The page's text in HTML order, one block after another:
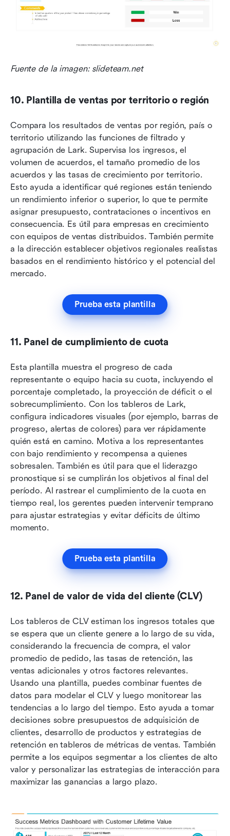
Fuente de la imagen: slideteam.net
10. Plantilla de ventas por territorio o región
Compara los resultados de ventas por región, país o
territorio utilizando las funciones de filtrado y
agrupación de Lark. Supervisa los ingresos, el
volumen de acuerdos, el tamaño promedio de los
acuerdos y las tasas de crecimiento por territorio.
Esto ayuda a identificar qué regiones están teniendo
un rendimiento inferior o superior, lo que te permite
asignar presupuesto, contrataciones o incentivos en
consecuencia. Es útil para empresas en crecimiento
con equipos de ventas distribuidos. También permite
a la dirección establecer objetivos regionales realistas
basados en el rendimiento histórico y el potencial del
mercado.
Prueba esta plantilla
11. Panel de cumplimiento de cuota
Esta plantilla muestra el progreso de cada
representante o equipo hacia su cuota, incluyendo el
porcentaje completado, la proyección de déficit o el
sobrecumplimiento. Con los tableros de Lark,
configura indicadores visuales (por ejemplo, barras de
progreso, alertas de colores) para ver rápidamente
quién está en camino. Motiva a los representantes
con bajo rendimiento y recompensa a quienes
sobresalen. También es útil para que el liderazgo
pronostique si se cumplirán los objetivos al final del
período. Al rastrear el cumplimiento de la cuota en
tiempo real, los gerentes pueden intervenir temprano
para ajustar estrategias y evitar déficits de último
momento.
Prueba esta plantilla
12. Panel de valor de vida del cliente (CLV)
Los tableros de CLV estiman los ingresos totales que
se espera que un cliente genere a lo largo de su vida,
considerando la frecuencia de compra, el valor
promedio de pedido, las tasas de retención, las
ventas adicionales y otros factores relevantes.
Usando una plantilla, puedes combinar fuentes de
datos para modelar el CLV y luego monitorear las
tendencias a lo largo del tiempo. Esto ayuda a tomar
decisiones sobre presupuestos de adquisición de
clientes, desarrollo de productos y estrategias de
retención en tableros de métricas de ventas. También
permite a los equipos segmentar a los clientes de alto
valor y personalizar las estrategias de interacción para
maximizar las ganancias a largo plazo.